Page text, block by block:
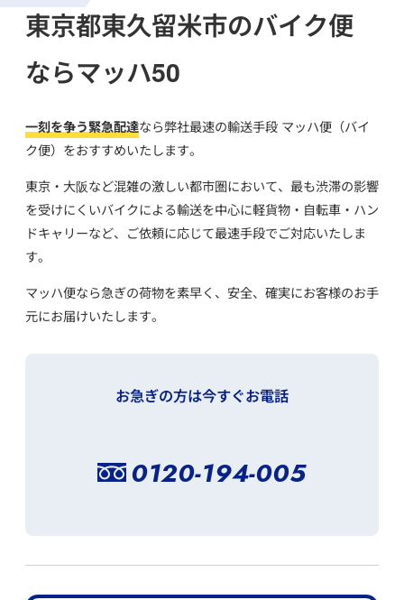
東京都東久留米市のバイク便
ならマッハ50
一刻を争う緊急配達なら弊社最速の輸送手段 マッハ便（バイ
ク便）をおすすめいたします。
東京・大阪など混雑の激しい都市圏において、 最も渋滞の影響
を受けにくいバイクによる輸送を中心に軽貨物・自転車・ハン
ドキャリーなど、ご依頼に応じて最速手段でご対応いたしま
す。
マッハ便なら急ぎの荷物を素早く、安全、確実にお客様のお手
元にお届けいたします。
お急ぎの方は今すぐお電話
0120-194-005